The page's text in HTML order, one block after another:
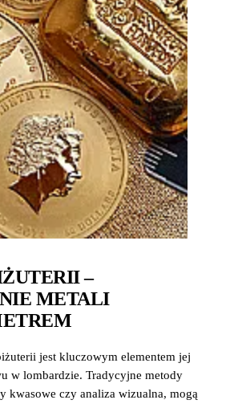
–
METALI
jest kluczowym elementem jej
w lombardzie. Tradycyjne metody
kwasowe czy analiza wizualna, mogą